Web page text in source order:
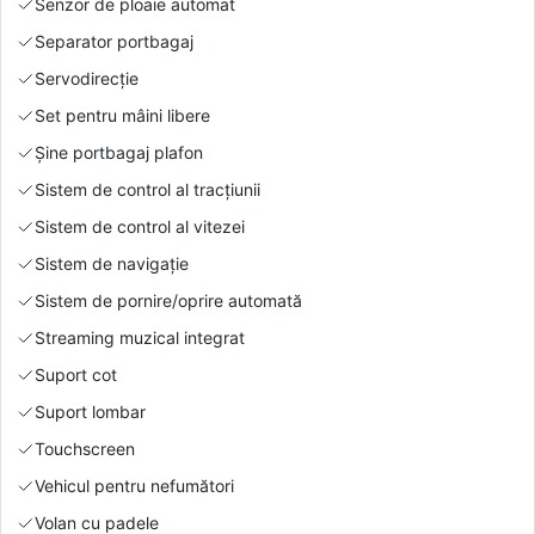
Separator portbagaj
Servodirecție
Set pentru mâini libere
Şine portbagaj plafon
Sistem de control al tracțiunii
Sistem de control al vitezei
Sistem de navigație
Sistem de pornire/oprire automată
Streaming muzical integrat
Suport cot
Suport lombar
Touchscreen
Vehicul pentru nefumători
Volan cu padele